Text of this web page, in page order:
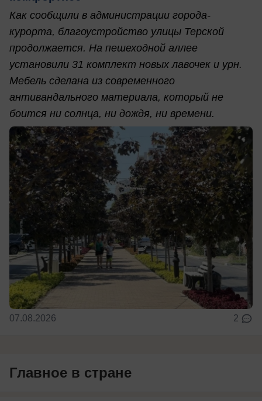
Как сообщили в администрации города-
курорта, благоустройство улицы Терской
продолжается. На пешеходной аллее
установили 31 комплект новых лавочек и урн.
Мебель сделана из современного
антивандального материала, который не
боится ни солнца, ни дождя, ни времени.
07.08.2026 2
Главное в стране